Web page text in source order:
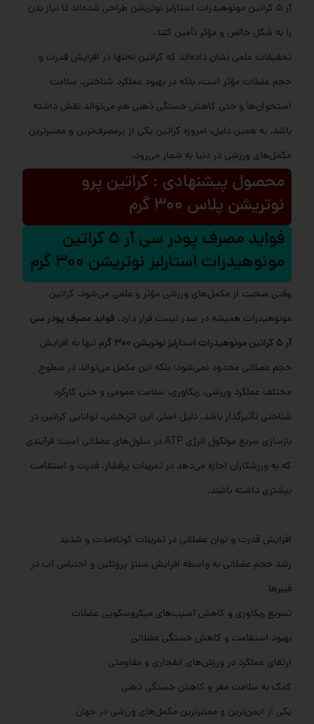
آر 5 کراتین مونوهیدرات استارلبز نوتریشن طراحی شده‌اند تا نیاز بدن
را به شکل خالص و مؤثر تأمین کنند.
تحقیقات علمی نشان داده‌اند که کراتین نه‌تنها در افزایش قدرت و
حجم عضلات مؤثر است، بلکه در بهبود عملکرد شناختی، سلامت
استخوان‌ها و حتی کاهش خستگی ذهنی هم می‌تواند نقش داشته
باشد. به همین دلیل، امروزه کراتین یکی از پرمصرف‌ترین و معتبرترین
مکمل‌های ورزشی در دنیا به شمار می‌رود.
محصول پیشنهادی : کراتین پرو
نوتریشن پلاس 300 گرم
فواید مصرف پودر سی آر 5 کراتین
مونوهیدرات استارلبز نوتریشن 300 گرم
وقتی صحبت از مکمل‌های ورزشی مؤثر و علمی می‌شود، کراتین
مونوهیدرات همیشه در صدر لیست قرار دارد. فواید مصرف پودر سی
آر 5 کراتین مونوهیدرات استارلبز نوتریشن 300 گرم
تنها به افزایش
حجم عضلانی محدود نمی‌شود؛ بلکه این مکمل می‌تواند در سطوح
مختلف عملکرد ورزشی، ریکاوری، سلامت عمومی و حتی کارکرد
شناختی تأثیرگذار باشد. دلیل اصلی این اثربخشی، توانایی کراتین در
بازسازی سریع مولکول انرژی ATP در سلول‌های عضلانی است؛ فرآیندی
که به ورزشکاران اجازه می‌دهد در تمرینات پرفشار، قدرت و استقامت
بیشتری داشته باشند.
افزایش قدرت و توان عضلانی در تمرینات کوتاه‌مدت و شدید
رشد حجم عضلانی به واسطه افزایش سنتز پروتئین و احتباس آب در
فیبرها
تسریع ریکاوری و کاهش آسیب‌های میکروسکوپی عضلات
بهبود استقامت و کاهش خستگی عضلانی
ارتقای عملکرد در ورزش‌های انفجاری و مقاومتی
کمک به سلامت مغز و کاهش خستگی ذهنی
یکی از ایمن‌ترین و معتبرترین مکمل‌های ورزشی در جهان